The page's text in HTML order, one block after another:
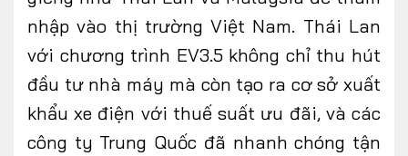
nhập vào thị trườngViệt Nam. Thái Lan
với chương trình EV3.5 không chỉ thu hút
đầu tư nhà máy mà còn tạo ra cơ sở xuất
khẩu xe điện với thuế suất ưu đãi, và các
công ty Trung Quốc đã nhanh chóng tận